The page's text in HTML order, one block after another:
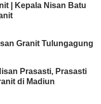
| Kepala Nisan Batu
Granit Tulungagung
Prasasti, Prasasti
di Madiun